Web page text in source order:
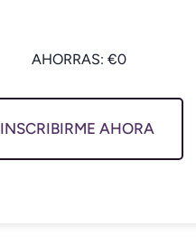
AHORRAS: €0
INSCRIBIRME AHORA